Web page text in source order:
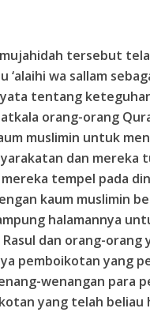
tersebut
‘alaihi wa sallam
tentang
orang-orang
muslimin untuk
dan mereka
tempel pada
kaum muslimin
halamannya
dan orang-orang
pemboikotan yang
wenangan para
yang telah beliau